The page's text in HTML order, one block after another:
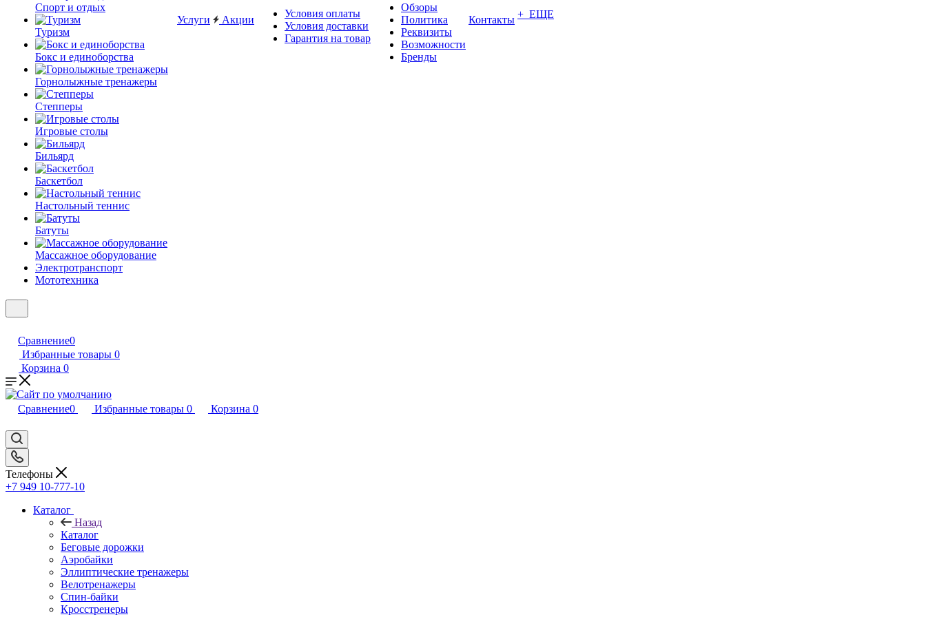
Спорт и отдых
Туризм
Бокс и единоборства
Горнолыжные тренажеры
Степперы
Игровые столы
Бильярд
Баскетбол
Настольный теннис
Батуты
Массажное оборудование
Электротранспорт
Мототехника
Услуги Акции
Условия оплаты
Условия доставки
Гарантия на товар
Обзоры
Политика
Реквизиты
Возможности
Бренды
Контакты + ЕЩЕ
Сравнение0
Избранные товары 0
Корзина 0
Сравнение0 Избранные товары 0 Корзина 0
Телефоны
+7 949 10-777-10
Каталог
Назад
Каталог
Беговые дорожки
Аэробайки
Эллиптические тренажеры
Велотренажеры
Спин-байки
Кросстренеры